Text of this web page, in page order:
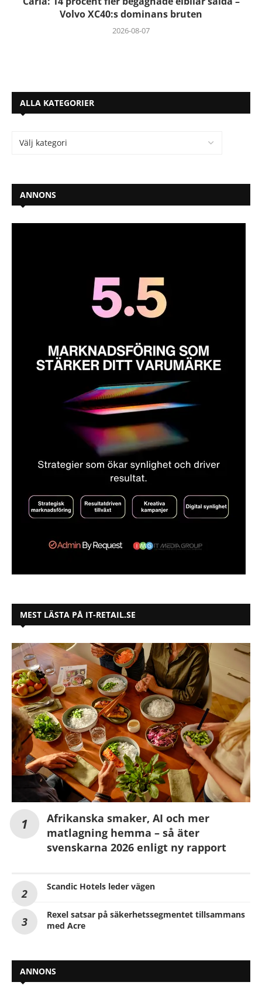
Volvo XC40:s dominans bruten
2026-08-07
ALLA KATEGORIER
ANNONS
MEST LÄSTA PÅ IT-RETAIL.SE
Afrikanska smaker, AI och mer
matlagning hemma – så äter
svenskarna 2026 enligt ny rapport
Scandic Hotels leder vägen
Rexel satsar på säkerhetssegmentet tillsammans
med Acre
ANNONS